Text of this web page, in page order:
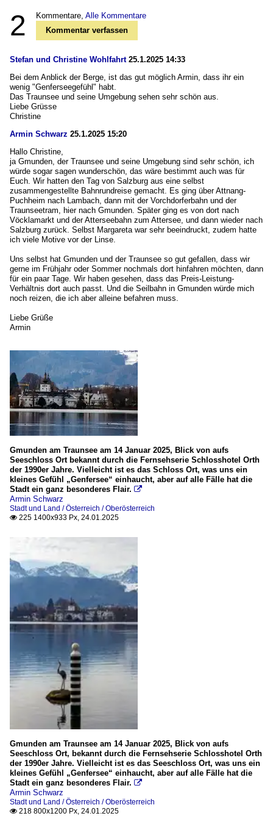
2 Kommentare, Alle Kommentare
Kommentar verfassen
Stefan und Christine Wohlfahrt25.1.2025 14:33
Bei dem Anblick der Berge, ist das gut möglich Armin, dass ihr ein
wenig "Genferseegefühl" habt.
Das Traunsee und seine Umgebung sehen sehr schön aus.
Liebe Grüsse
Christine
Armin Schwarz 25.1.2025 15:20
Hallo Christine,
ja Gmunden, der Traunsee und seine Umgebung sind sehr schön, ich
würde sogar sagen wunderschön, das wäre bestimmt auch was für
Euch. Wir hatten den Tag von Salzburg aus eine selbst
zusammengestellte Bahnrundreise gemacht. Es ging über Attnang-
Puchheim nach Lambach, dann mit der Vorchdorferbahn und der
Traunseetram, hier nach Gmunden. Später ging es von dort nach
Vöcklamarkt und der Atterseebahn zum Attersee, und dann wieder nach
Salzburg zurück. Selbst Margareta war sehr beeindruckt, zudem hatte
ich viele Motive vor der Linse.
Uns selbst hat Gmunden und der Traunsee so gut gefallen, dass wir
gerne im Frühjahr oder Sommer nochmals dort hinfahren möchten, dann
für ein paar Tage. Wir haben gesehen, dass das Preis-Leistung-
Verhältnis dort auch passt. Und die Seilbahn in Gmunden würde mich
noch reizen, die ich aber alleine befahren muss.
Liebe Grüße
Armin
Gmunden am Traunsee am 14 Januar 2025, Blick von aufs
Seeschloss Ort bekannt durch die Fernsehserie Schlosshotel Orth
der 1990er Jahre. Vielleicht ist es das Schloss Ort, was uns ein
kleines Gefühl „Genfersee“ einhaucht, aber auf alle Fälle hat die
Stadt ein ganz besonderes Flair. 
Armin Schwarz
Stadt und Land / Österreich / Oberösterreich
 225 1400x933 Px, 24.01.2025
Gmunden am Traunsee am 14 Januar 2025, Blick von aufs
Seeschloss Ort, bekannt durch die Fernsehserie Schlosshotel Orth
der 1990er Jahre. Vielleicht ist es das Seeschloss Ort, was uns ein
kleines Gefühl „Genfersee“ einhaucht, aber auf alle Fälle hat die
Stadt ein ganz besonderes Flair. 
Armin Schwarz
Stadt und Land / Österreich / Oberösterreich
 218 800x1200 Px, 24.01.2025